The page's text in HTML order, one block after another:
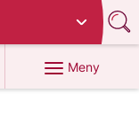
Meny